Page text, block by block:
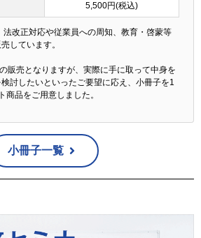
5,500円(税込)
法改正対応や従業員への周知、教育・啓蒙等
しています。
販売となりますが、実際に手に取って中身を
討したいといったご要望に応え、小冊子を1
商品をご用意しました。
小冊子一覧